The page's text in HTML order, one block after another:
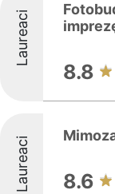
Laureaci
8.8
Laureaci 8.6